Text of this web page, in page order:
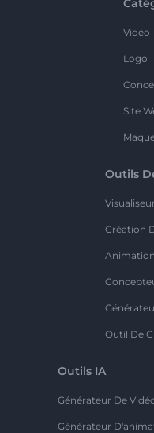
Vidéo
Logo
Site
Outils
Création
Outil De
Outils IA
Générateur De
Générateur